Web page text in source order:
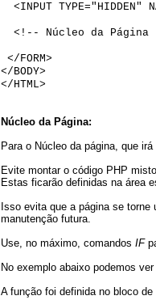
<INPUT TYPE="HIDDEN"
<!-- Núcleo da
</FORM>
</BODY>
</HTML>
Núcleo da Página:
Para o Núcleo da página, que
Evite montar o código PHP
Estas ficarão definidas na área
Isso evita que a página se
manutenção futura.
Use, no máximo, comandos IF
No exemplo abaixo podemos
A função foi definida no bloco